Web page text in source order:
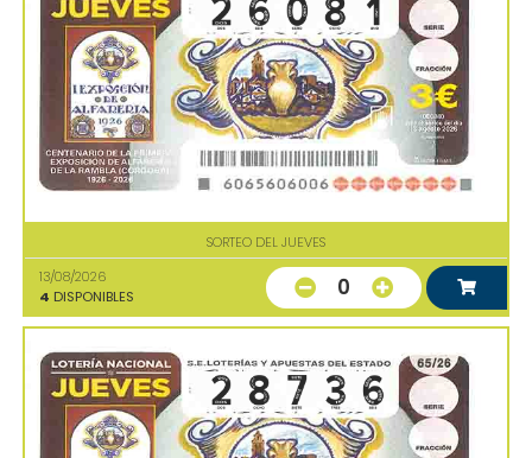
SORTEO DEL JUEVES
13/08/2026
4 DISPONIBLES 0